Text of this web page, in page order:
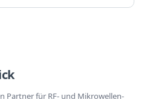
Partner für RF- und Mikrowellen-